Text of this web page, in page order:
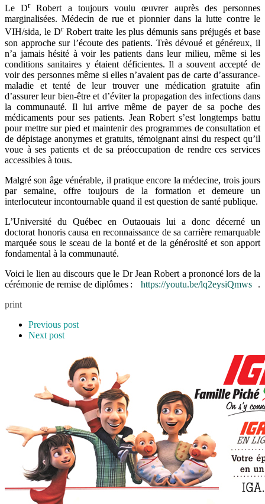
Le DrRobert a toujours voulu œuvrer auprès des personnes
marginalisées. Médecin de rue et pionnier dans la lutte contre le
VIH/sida, le DrRobert traite les plus démunis sans préjugés et base
son approche sur l’écoute des patients. Très dévoué et généreux, il
n’a jamais hésité à voir les patients dans leur milieu, même si les
conditions sanitaires y étaient déficientes. Il a souvent accepté de
voir des personnes même si elles n’avaient pas de carte d’assurance-
maladie et tenté de leur trouver une médication gratuite afin
d’assurer leur bien-être et d’éviter la propagation des infections dans
la communauté. Il lui arrive même de payer de sa poche des
médicaments pour ses patients. Jean Robert s’est longtemps battu
pour mettre sur pied et maintenir des programmes de consultation et
de dépistage anonymes et gratuits, témoignant ainsi du respect qu’il
voue à ses patients et de sa préoccupation de rendre ces services
accessibles à tous.
Malgré son âge vénérable, il pratique encore la médecine, trois jours
par semaine, offre toujours de la formation et demeure un
interlocuteur incontournable quand il est question de santé publique.
L’Université du Québec en Outaouais lui a donc décerné un
doctorat honoris causa en reconnaissance de sa carrière remarquable
marquée sous le sceau de la bonté et de la générosité et son apport
fondamental à la communauté.
Voici le lien au discours que le Dr Jean Robert a prononcé lors de la
cérémonie de remise de diplômes :
https://youtu.be/lq2eysiQmws
.
print
Previous post
Next post